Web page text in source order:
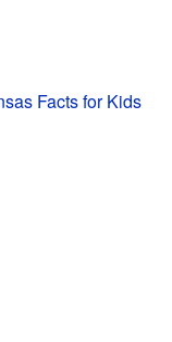
Facts for Kids